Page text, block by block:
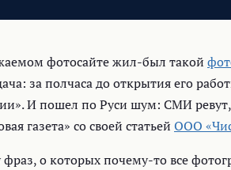
фотосайте жил-был такой
за полчаса до открытия его
И пошел по Руси шум: СМИ ревут,
газета» со своей статьей ООО
о которых почему-то все